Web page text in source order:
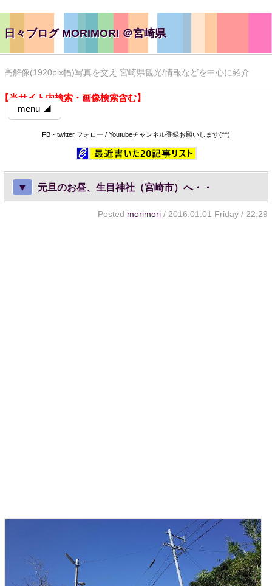
日々ブログ MORIMORI ＠宮崎県
高解像(1920pix幅)写真を交え 宮崎県観光/情報などを中心に紹介
【当サイト内検索・画像検索含む】
menu ◢
FB・twitter フォロー / Youtubeチャンネル登録お願いします(^^)
▼ 元旦のお昼、生目神社（宮崎市）へ・・
Posted morimori / 2016.01.01 Friday / 22:29